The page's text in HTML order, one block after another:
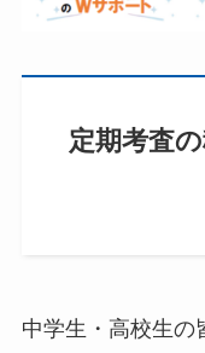
定期考査
中学生・高校生の